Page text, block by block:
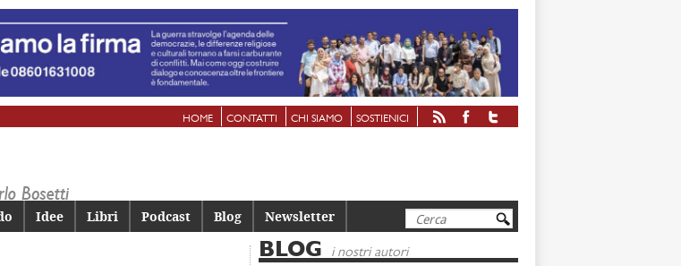
HOME CONTATTI CHI SIAMO SOSTIENICI
Cerca
Idee Libri Podcast Blog Newsletter
BLOG i nostri autori